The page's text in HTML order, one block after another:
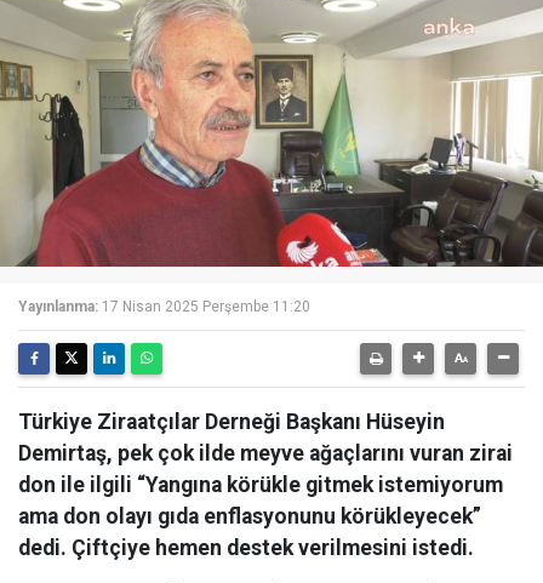
Yayınlanma: 17 Nisan 2025 Perşembe 11:20
Türkiye Ziraatçılar Derneği Başkanı Hüseyin
Demirtaş, pek çok ilde meyve ağaçlarını vuran zirai
don ile ilgili “Yangına körükle gitmek istemiyorum
ama don olayı gıda enflasyonunu körükleyecek”
dedi. Çiftçiye hemen destek verilmesini istedi.